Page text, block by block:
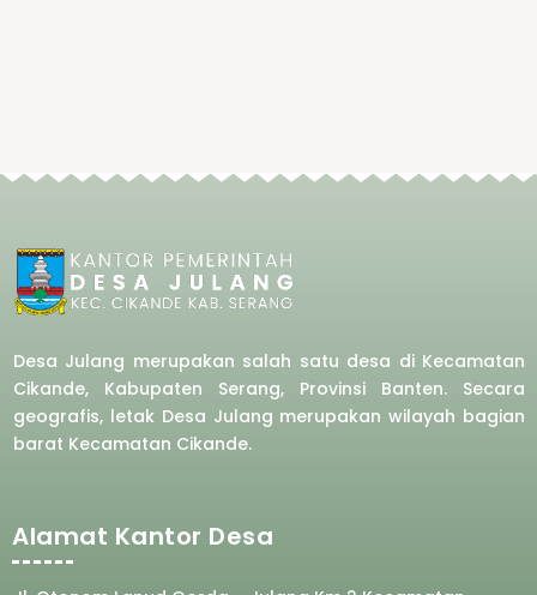
Desa Julang merupakan salah satu desa di Kecamatan
Cikande, Kabupaten Serang, Provinsi Banten. Secara
geografis, letak Desa Julang merupakan wilayah bagian
barat Kecamatan Cikande.
Alamat Kantor Desa